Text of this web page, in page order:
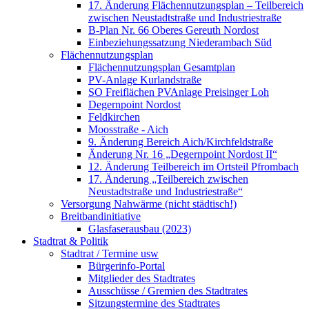
17. Änderung Flächennutzungsplan – Teilbereich
zwischen Neustadtstraße und Industriestraße
B-Plan Nr. 66 Oberes Gereuth Nordost
Einbeziehungssatzung Niederambach Süd
Flächennutzungsplan
Flächennutzungsplan Gesamtplan
PV-Anlage Kurlandstraße
SO Freiflächen PV­Anlage Preisinger Loh
Degernpoint Nordost
Feldkirchen
Moosstraße - Aich
9. Änderung Bereich Aich/Kirchfeldstraße
Änderung Nr. 16 „Degernpoint Nordost II“
12. Änderung Teilbereich im Ortsteil Pfrombach
17. Änderung „Teilbereich zwischen
Neustadtstraße und Industriestraße“
Versorgung Nahwärme (nicht städtisch!)
Breitbandinitiative
Glasfaserausbau (2023)
Stadtrat & Politik
Stadtrat / Termine usw
Bürgerinfo-Portal
Mitglieder des Stadtrates
Ausschüsse / Gremien des Stadtrates
Sitzungstermine des Stadtrates